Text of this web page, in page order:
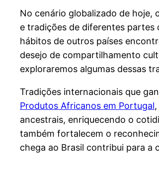
No cenário globalizado de hoje,
e tradições de diferentes partes
hábitos de outros países
desejo de compartilhamento
exploraremos algumas dessas
Tradições internacionais que
Produtos Africanos em Portugal
ancestrais, enriquecendo o
também fortalecem o
chega ao Brasil contribui para a